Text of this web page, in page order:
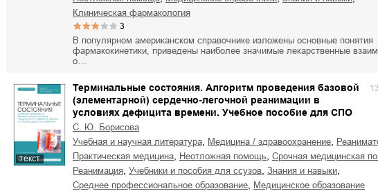
Забытая земля Новоросии:
о судьбе Кировоградской
области
Сергей Николаевич Сидоренко
Забытая земля Новоросии:
о судьбе Кировоградской
Сергей Николаевич Сидоренко
клиническая фармакология
3
В популярном американском справочнике изложены основные понятия
фармакокинетики, приведены наиболее значимые лекарственные
о…
текст
Терминальные состояния. Алгоритм проведения базовой
(элементарной) сердечно-легочной реанимации в
условиях дефицита времени. Учебное пособие для СПО
С. Ю. Борисова
учебная и научная литература
медицина / здравоохранение
практическая медицина
неотложная помощь
срочная медицинская
реанимация
учебники и пособия для ссузов знания и навыки
среднее профессиональное образование медицинское образование